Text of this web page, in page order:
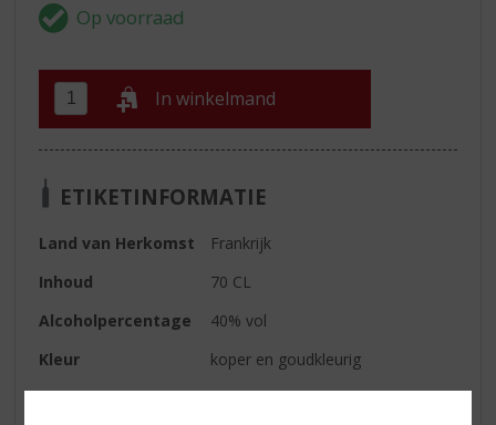
In winkelmand
ETIKETINFORMATIE
Land van Herkomst
Frankrijk
Inhoud
70 CL
Alcoholpercentage
40% vol
Kleur
koper en goudkleurig
Geur
rijp fruit met tonen van hout en